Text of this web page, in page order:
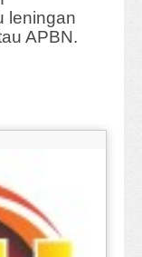
leningan
APBN.